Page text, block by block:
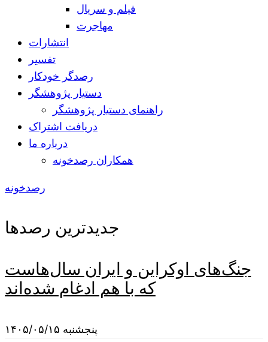
فیلم و سریال
مهاجرت
انتشارات
تفسیر
رصدگر خودکار
دستیار پژوهشگر
راهنمای دستیار پژوهشگر
دریافت اشتراک
درباره ما
همکاران رصدخونه
رصدخونه
جدیدترین رصدها
جنگ‌های اوکراین و ایران سال‌هاست
که با هم ادغام شده‌اند
پنجشنبه ۱۴۰۵/۰۵/۱۵